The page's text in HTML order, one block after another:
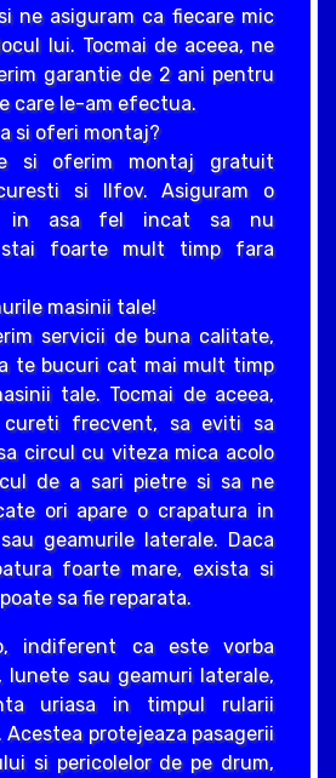
ne asiguram ca fiecare mic
lui. Tocmai de aceea, ne
garantie de 2 ani pentru
care le-am efectua.
si oferi montaj?
si oferim montaj gratuit
si Ilfov. Asiguram o
in asa fel incat sa nu
stai foarte mult timp fara
masinii tale!
servicii de buna calitate,
te bucuri cat mai mult timp
tale. Tocmai de aceea,
cureti frecvent, sa eviti sa
circul cu viteza mica acolo
de a sari pietre si sa ne
ori apare o crapatura in
geamurile laterale. Daca
foarte mare, exista si
sa fie reparata.
indiferent ca este vorba
lunete sau geamuri laterale,
uriasa in timpul rularii
protejeaza pasagerii
si pericolelor de pe drum,